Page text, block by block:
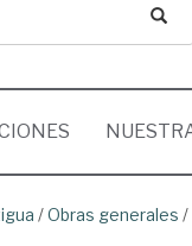
/Obras generales /